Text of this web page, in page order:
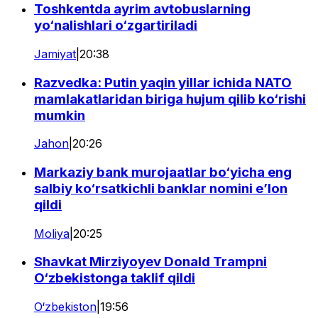
Toshkentda ayrim avtobuslarning
yo‘nalishlari o‘zgartiriladi
Jamiyat 20:38
Razvedka: Putin yaqin yillar ichida NATO
mamlakatlaridan biriga hujum qilib ko‘rishi
mumkin
Jahon 20:26
Markaziy bank murojaatlar bo‘yicha eng
salbiy ko‘rsatkichli banklar nomini e’lon
qildi
Moliya 20:25
Shavkat Mirziyoyev Donald Trampni
O‘zbekistonga taklif qildi
O‘zbekiston 19:56